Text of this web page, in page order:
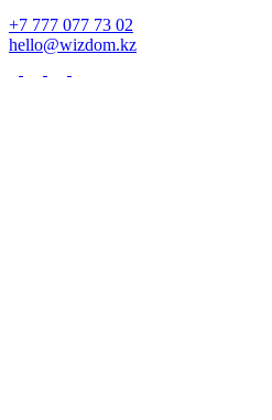
+7 777 077 73 02
hello@wizdom.kz